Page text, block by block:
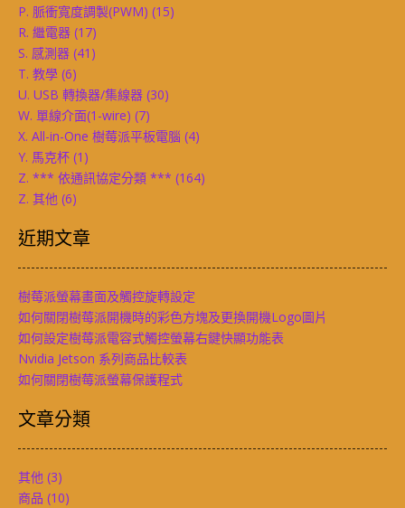
P. 脈衝寬度調製(PWM) (15)
R. 繼電器 (17)
S. 感測器 (41)
T. 教學 (6)
U. USB 轉換器/集線器 (30)
W. 單線介面(1-wire) (7)
X. All-in-One 樹莓派平板電腦 (4)
Y. 馬克杯 (1)
Z. *** 依通訊協定分類 *** (164)
Z. 其他 (6)
近期文章
樹莓派螢幕畫面及觸控旋轉設定
如何關閉樹莓派開機時的彩色方塊及更換開機Logo圖片
如何設定樹莓派電容式觸控螢幕右鍵快顯功能表
Nvidia Jetson 系列商品比較表
如何關閉樹莓派螢幕保護程式
文章分類
其他 (3)
商品 (10)